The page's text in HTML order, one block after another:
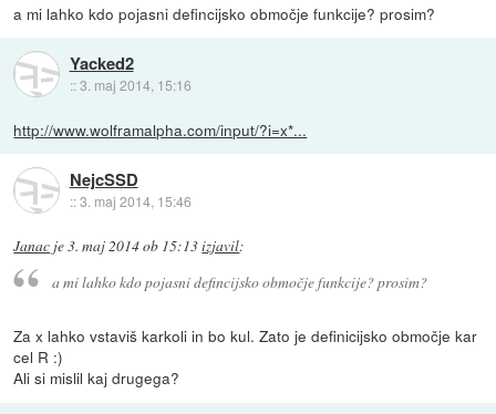
a mi lahko kdo pojasni defincijsko območje funkcije? prosim?
Yacked2
::3. maj 2014, 15:16
http://www.wolframalpha.com/input/?i=x*...
NejcSSD
::3. maj 2014, 15:46
Janac je3. maj 2014 ob 15:13izjavil:
a mi lahko kdo pojasni defincijsko območje funkcije? prosim?
Za x lahko vstaviš karkoli in bo kul. Zato je definicijsko območje kar
cel R :)
Ali si mislil kaj drugega?